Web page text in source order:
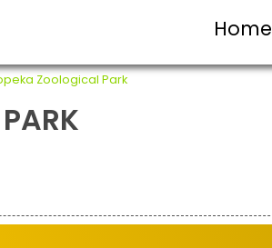
Home
Zoological Park